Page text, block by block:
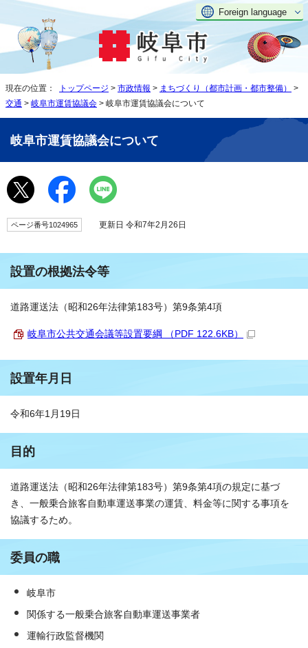
Foreign language
現在の位置： トップページ > 市政情報 > まちづくり（都市計画・都市整備）
>
交通 > 岐阜市運賃協議会 > 岐阜市運賃協議会について
岐阜市運賃協議会について
ページ番号1024965 更新日 令和7年2月26日
設置の根拠法令等
道路運送法（昭和26年法律第183号）第9条第4項
岐阜市公共交通会議等設置要綱 （PDF 122.6KB）
設置年月日
令和6年1月19日
目的
道路運送法（昭和26年法律第183号）第9条第4項の規定に基づ
き、一般乗合旅客自動車運送事業の運賃、料金等に関する事項を
協議するため。
委員の職
岐阜市
関係する一般乗合旅客自動車運送事業者
運輸行政監督機関